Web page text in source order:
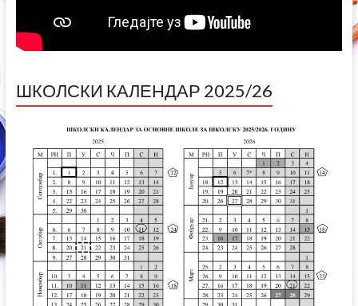
ШКОЛСКИ КАЛЕНДАР 2025/26